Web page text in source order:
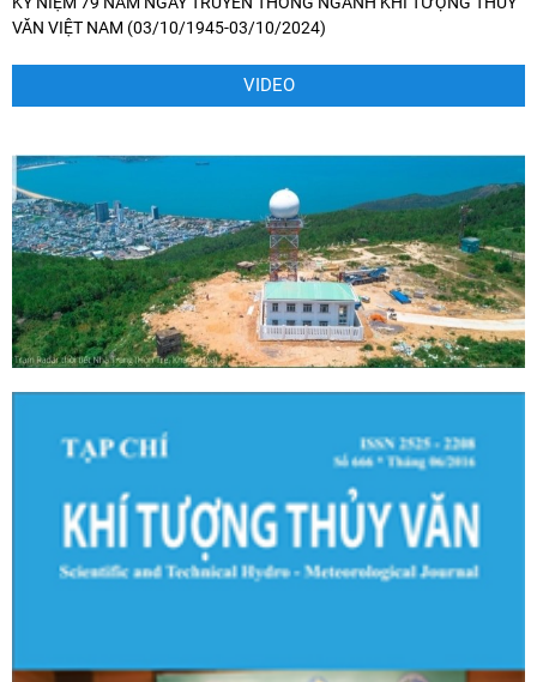
VĂN VIỆT NAM (03/10/1945-03/10/2024)
VIDEO